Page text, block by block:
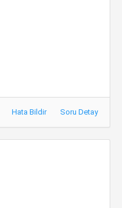
Hata Bildir Soru Detay